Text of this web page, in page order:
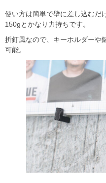
使い方は簡単で壁に差し込むだ
150gとかなり力持ちです。
折釘風なので、キーホルダーや
可能。